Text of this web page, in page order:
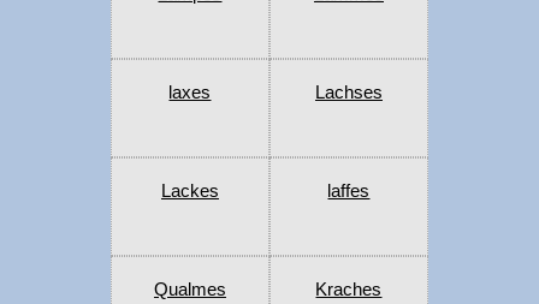
laxes Lachses
Lackes laffes
Qualmes Kraches